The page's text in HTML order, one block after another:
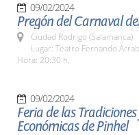
09/02/2024
Pregón del Carnaval
Ciudad Rodrigo (Salamanca)
Lugar: Teatro Fernando
Hora: 20:30 h.
09/02/2024
Feria de las
Económicas de Pinhel